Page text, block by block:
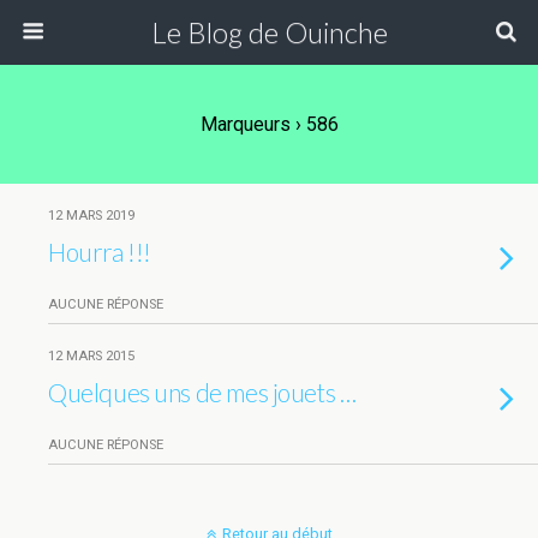
Le Blog de Ouinche
Marqueurs › 586
12 MARS 2019
Hourra !!!
AUCUNE RÉPONSE
12 MARS 2015
Quelques uns de mes jouets …
AUCUNE RÉPONSE
Retour au début